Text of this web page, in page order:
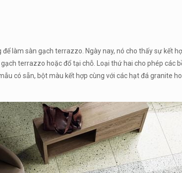
làm sàn gạch terrazzo. Ngày nay, nó cho thấy sự kết
terrazzo hoặc đổ tại chỗ. Loại thứ hai cho phép các
có sẵn, bột màu kết hợp cùng với các hạt đá granite